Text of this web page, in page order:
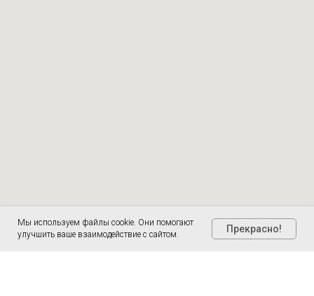
Мы используем файлы cookie. Они помогают
улучшить ваше взаимодействие с сайтом.
Прекрасно!